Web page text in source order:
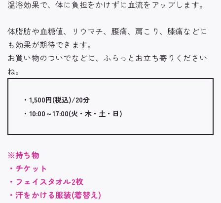
温浴効果で、体に負担をかけずに血流をアップします。
体脂肪や血糖値、リウマチ、腰痛、肩こり、膝痛などに
も効果が期待できます。
お買い物のついでなどに、ふらっとお立ち寄りください
ね。
・1,500円(税込)/20分
・10:00～17:00(火・木・土・日)
※持ち物
・チケット
・フェイスタオル2枚
・汗をかける服装(着替え)